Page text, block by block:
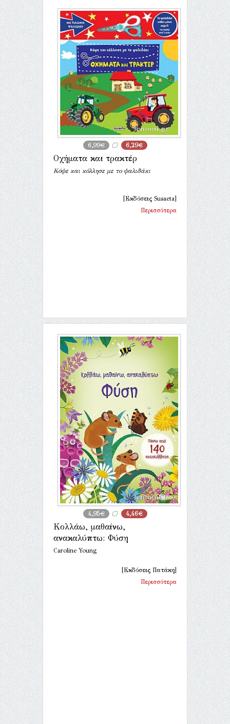
6,99€ 6,29€
Οχήματα και τρακτέρ
Κόψε και κόλλησε με το ψαλιδάκι
[Εκδόσεις Susaeta]
Περισσότερα
4,95€ 4,46€
Κολλάω, μαθαίνω,
ανακαλύπτω: Φύση
Caroline Young
[Εκδόσεις Πατάκη]
Περισσότερα